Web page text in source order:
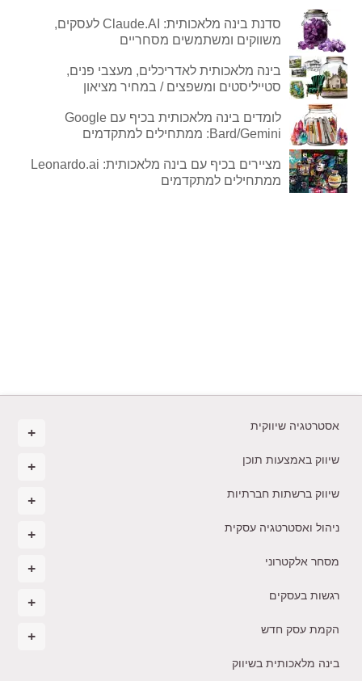
סדנת בינה מלאכותית: Claude.AI לעסקים,
משווקים ומשתמשים מסחריים
בינה מלאכותית לאדריכלים, מעצבי פנים,
סטייליסטים ומשפצים / במחיר מציאון
לומדים בינה מלאכותית בכיף עם Google
Bard/Gemini: ממתחילים למתקדמים
מציירים בכיף עם בינה מלאכותית: Leonardo.ai
ממתחילים למתקדמים
אסטרטגיה שיווקית
שיווק באמצעות תוכן
שיווק ברשתות חברתיות
ניהול ואסטרטגיה עסקית
מסחר אלקטרוני
רגשות בעסקים
הקמת עסק חדש
בינה מלאכותית בשיווק